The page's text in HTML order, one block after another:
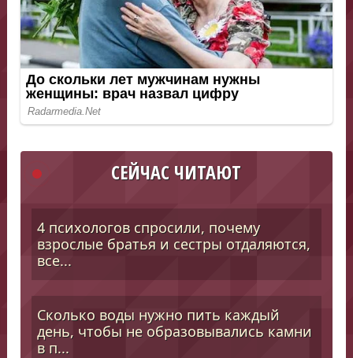
СЕЙЧАС ЧИТАЮТ
4 психологов спросили, почему
взрослые братья и сестры отдаляются,
все...
Сколько воды нужно пить каждый
день, чтобы не образовывались камни
в п...